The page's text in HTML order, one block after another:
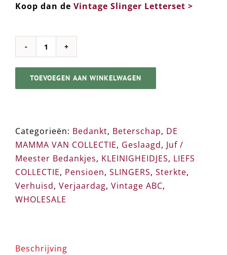
Koop dan de Vintage Slinger Letterset >
KOMT
GOED
➸
TOEVOEGEN AAN WINKELWAGEN
Categorieën: Bedankt, Beterschap, DE
MAMMA VAN COLLECTIE, Geslaagd, Juf /
Meester Bedankjes, KLEINIGHEIDJES, LIEFS
COLLECTIE, Pensioen, SLINGERS, Sterkte,
Verhuisd, Verjaardag, Vintage ABC,
WHOLESALE
Beschrijving